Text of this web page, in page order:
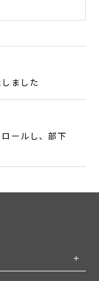
ました
ールし、部下